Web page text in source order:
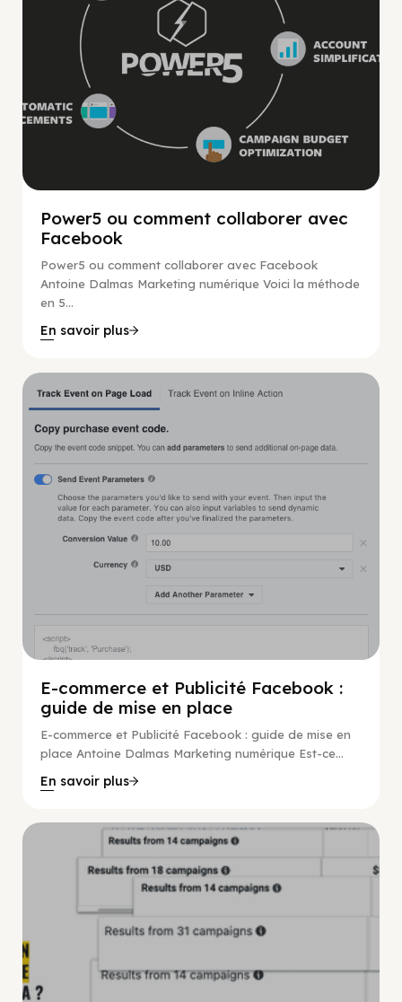
Power5 ou comment collaborer avec
Facebook
Power5 ou comment collaborer avec Facebook
Antoine Dalmas Marketing numérique Voici la méthode
en 5...
En savoir plus
E-commerce et Publicité Facebook :
guide de mise en place
E-commerce et Publicité Facebook : guide de mise en
place Antoine Dalmas Marketing numérique Est-ce...
En savoir plus